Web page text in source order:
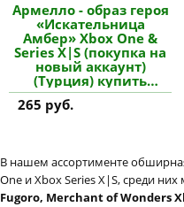
Армелло - образ героя
«Искательница
Амбер» Xbox One &
Series X|S (покупка на
новый аккаунт)
(Турция) купить
дополнение
265 руб.
В нашем ассортименте
One и Xbox Series X|S, среди
Fugoro, Merchant of Wonders